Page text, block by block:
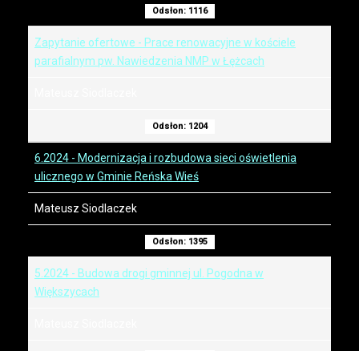
Odsłon: 1116
Zapytanie ofertowe - Prace renowacyjne w kościele
parafialnym pw. Nawiedzenia NMP w Łężcach
Odsłon: 1204
6.2024 - Modernizacja i rozbudowa sieci oświetlenia
ulicznego w Gminie Reńska Wieś
Mateusz Siodlaczek
Odsłon: 1395
5.2024 - Budowa drogi gminnej ul. Pogodna w
Większycach